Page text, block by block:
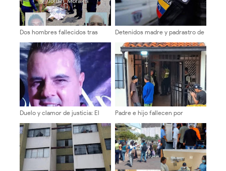
Dos hombres fallecidos tras
Detenidos madre y padrastro de
Obispo Ramos de Loras
Duelo y clamor de justicia: El
trágica partida de Walter Jaimes
Padre e hijo fallecen por
doméstico